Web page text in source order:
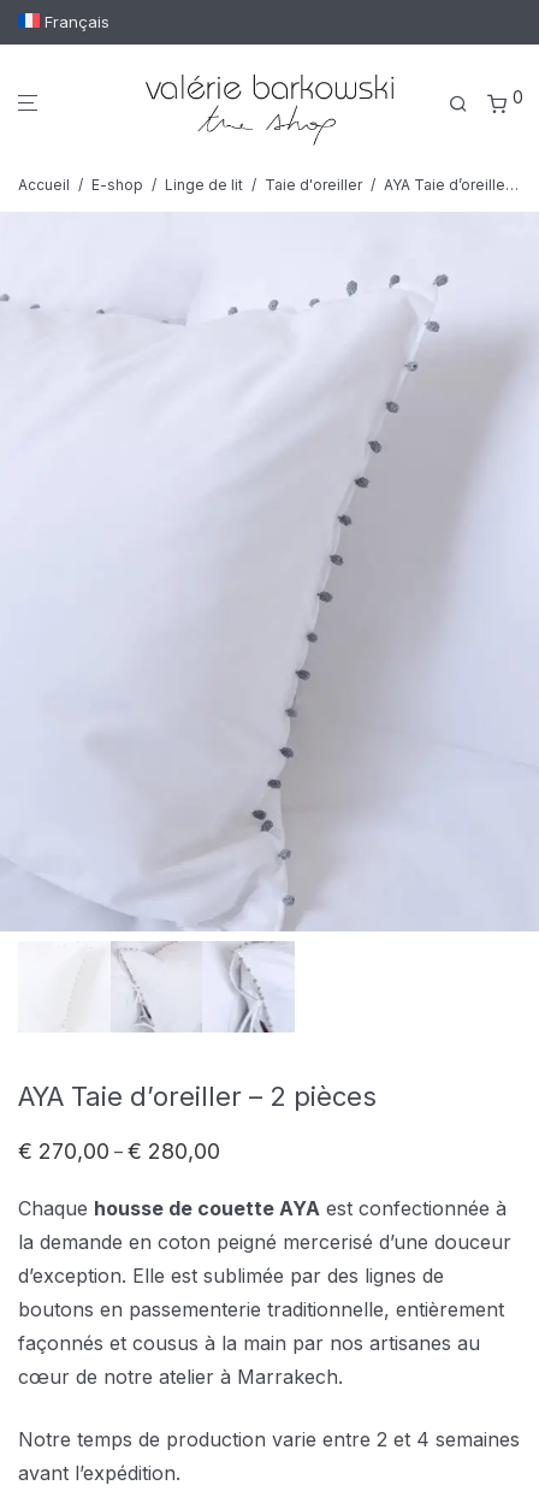
Français
0
Accueil / E-shop / Linge de lit / Taie d'oreiller / AYA Taie d’oreiller – 2 pièces
AYA Taie d’oreiller – 2 pièces
€ 270,00 – € 280,00
Plage
€ 270,00
€ 280,00
Chaque housse de couette AYA est confectionnée à
la demande en coton peigné mercerisé d’une douceur
d’exception. Elle est sublimée par des lignes de
boutons en passementerie traditionnelle, entièrement
façonnés et cousus à la main par nos artisanes au
cœur de notre atelier à Marrakech.
Notre temps de production varie entre 2 et 4 semaines
avant l’expédition.